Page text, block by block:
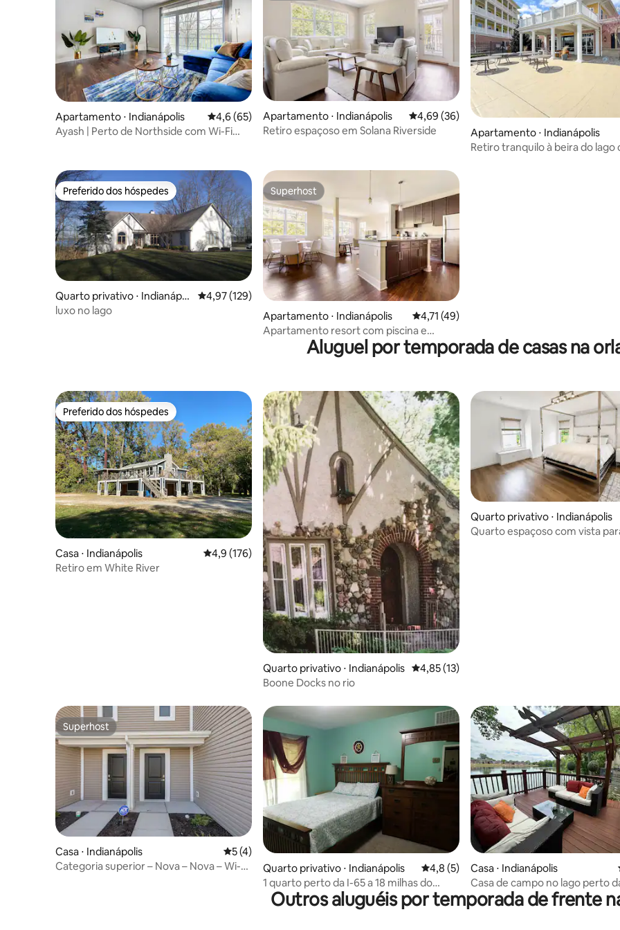
Apartamento ⋅ Indianápolis 4,6 de uma avaliação média de 5, 65 avaliações
4,6 (65)
Ayash | Perto de Northside com Wi-Fi
Apartamento ⋅ Indianápolis 4,69 de uma avaliação média de 5, 36
4,69 (36)
Retiro espaçoso em Solana Riverside
Apartamento ⋅ Indianápolis
Retiro tranquilo à beira do lago
Preferido dos hóspedes
Preferido dos hóspedes
Quarto privativo ⋅ Indianápoli
s
4,97 de uma avaliação média de 5, 129 avaliações
4,97 (129)
luxo no lago
Superhost
Superhost
Apartamento ⋅ Indianápolis 4,71 de uma avaliação média de 5, 49
4,71 (49)
Apartamento resort com piscina e
acesso ao rioAluguel por temporada de casas na
Preferido dos hóspedes
Preferido dos hóspedes
Casa ⋅ Indianápolis 4,9 de uma avaliação média de 5, 176 avaliações
4,9 (176)
Retiro em White River
Quarto privativo ⋅ Indianápolis 4,85 de uma avaliação média de 5, 13
4,85 (13)
Boone Docks no rio
Quarto privativo ⋅ Indianápolis
Quarto espaçoso com vista
Superhost
Superhost
Casa ⋅ Indianápolis 5 de uma avaliação média de 5, 4 avaliações
5 (4)
Categoria superior – Nova – Nova – Wi-Fi,
Quarto privativo ⋅ Indianápolis 4,8 de uma avaliação média de 5, 5
4,8 (5)
1 quarto perto da I-65 a 18 milhas do
Motor Speedway
Casa ⋅ Indianápolis
Casa de campo no lago perto
estadual
Outros aluguéis por temporada de frente